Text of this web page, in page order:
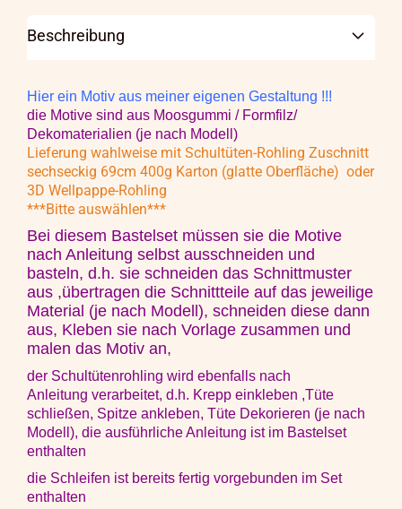
Beschreibung
Hier ein Motiv aus meiner eigenen Gestaltung !!!
die Motive sind aus Moosgummi / Formfilz/
Dekomaterialien (je nach Modell)
Lieferung wahlweise mit Schultüten-Rohling Zuschnitt
sechseckig 69cm 400g Karton (glatte Oberfläche) oder
3D Wellpappe-Rohling
***Bitte auswählen***
Bei diesem Bastelset müssen sie die Motive
nach Anleitung selbst ausschneiden und
basteln, d.h. sie schneiden das Schnittmuster
aus ,übertragen die Schnittteile auf das jeweilige
Material (je nach Modell), schneiden diese dann
aus, Kleben sie nach Vorlage zusammen und
malen das Motiv an,
der Schultütenrohling wird ebenfalls nach
Anleitung verarbeitet, d.h. Krepp einkleben ,Tüte
schließen, Spitze ankleben, Tüte Dekorieren (je nach
Modell), die ausführliche Anleitung ist im Bastelset
enthalten
die Schleifen ist bereits fertig vorgebunden im Set
enthalten